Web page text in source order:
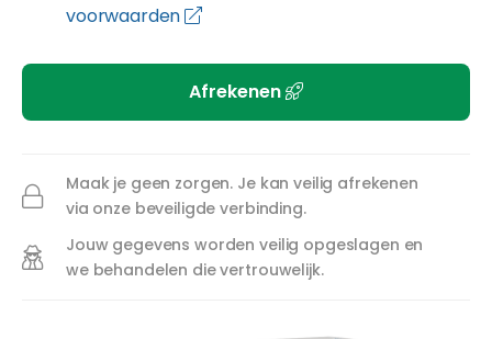
voorwaarden
Afrekenen
Maak je geen zorgen. Je kan veilig afrekenen
via onze beveiligde verbinding.
Jouw gegevens worden veilig opgeslagen en
we behandelen die vertrouwelijk.